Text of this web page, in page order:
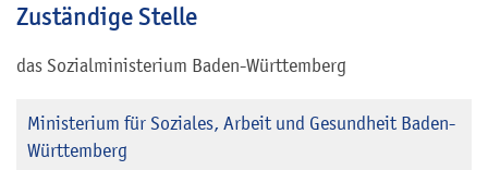
Zuständige Stelle
das Sozialministerium Baden-Württemberg
Ministerium für Soziales, Arbeit und Gesundheit Baden-
Württemberg